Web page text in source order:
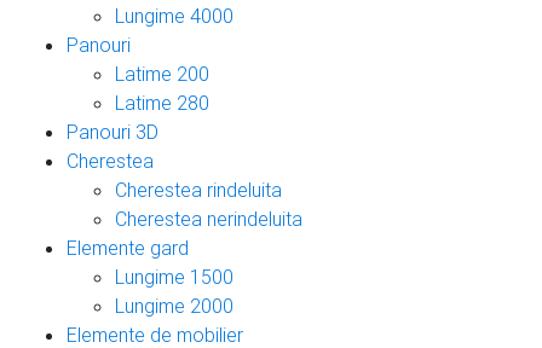
Lungime 4000
Panouri
Latime 200
Latime 280
Panouri 3D
Cherestea
Cherestea rindeluita
Cherestea nerindeluita
Elemente gard
Lungime 1500
Lungime 2000
Elemente de mobilier